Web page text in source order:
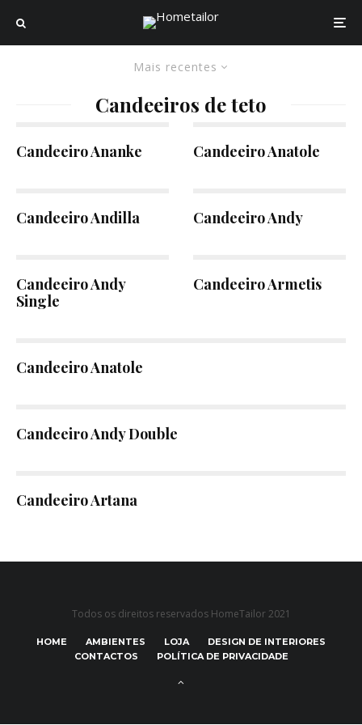
Mais recentes
Candeeiros de teto
Candeeiro Ananke
Candeeiro Andilla
Candeeiro Andy
Single
Candeeiro Anatole
Candeeiro Andy
Candeeiro Armetis
Candeeiro Anatole
Candeeiro Andy Double
Candeeiro Artana
Todos os direitos reservados HomeTailor 2021
HOME AMBIENTES LOJA
DESIGN DE INTERIORES
CONTACTOS
POLÍTICA DE PRIVACIDADE